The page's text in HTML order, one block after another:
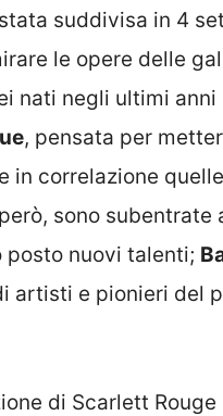
suddivisa in 4
le opere delle
nati negli ultimi
, pensata per
in correlazione
sono subentrate
posto nuovi talenti;
artisti e pionieri del
di Scarlett Rouge